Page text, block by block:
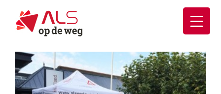
inhoud